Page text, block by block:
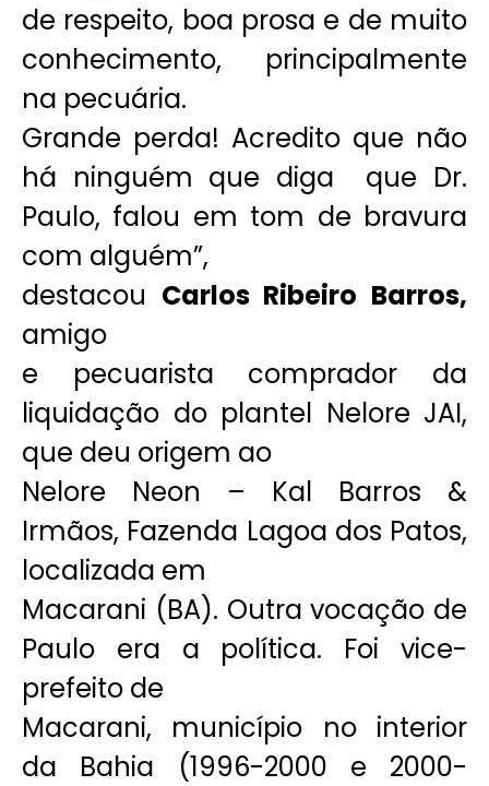
de respeito, boa prosa e de muito
conhecimento, principalmente
na pecuária.
Grande perda! Acredito que não
há ninguém que diga que Dr.
Paulo, falou em tom de bravura
com alguém”,
destacou Carlos Ribeiro Barros,
amigo
e pecuarista comprador da
liquidação do plantel Nelore JAI,
que deu origem ao
Nelore Neon – Kal Barros &
Irmãos, Fazenda Lagoa dos Patos,
localizada em
Macarani (BA). Outra vocação de
Paulo era a política. Foi vice-
prefeito de
Macarani, município no interior
da Bahia (1996-2000 e 2000-